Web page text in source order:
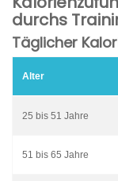
durchs
Täglicher
Alter
25 bis 51 Jahre
51 bis 65 Jahre